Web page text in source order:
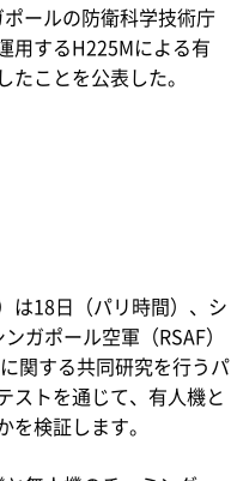
ールの防衛科学技術庁
用するH225Mによる有
ことを公表した。
は18日（パリ時間）、シ
ガポール空軍（RSAF）
関する共同研究を行うパ
ストを通じて、有人機と
検証します。